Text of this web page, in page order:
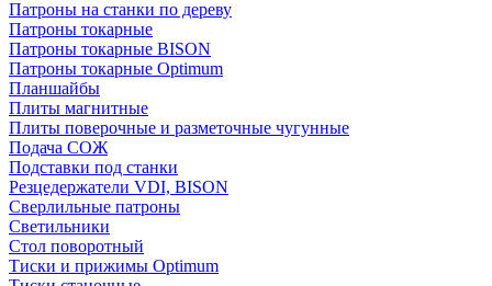
Патроны на станки по дереву
Патроны токарные
Патроны токарные BISON
Патроны токарные Optimum
Планшайбы
Плиты магнитные
Плиты поверочные и разметочные чугунные
Подача СОЖ
Подставки под станки
Резцедержатели VDI, BISON
Сверлильные патроны
Светильники
Стол поворотный
Тиски и прижимы Optimum